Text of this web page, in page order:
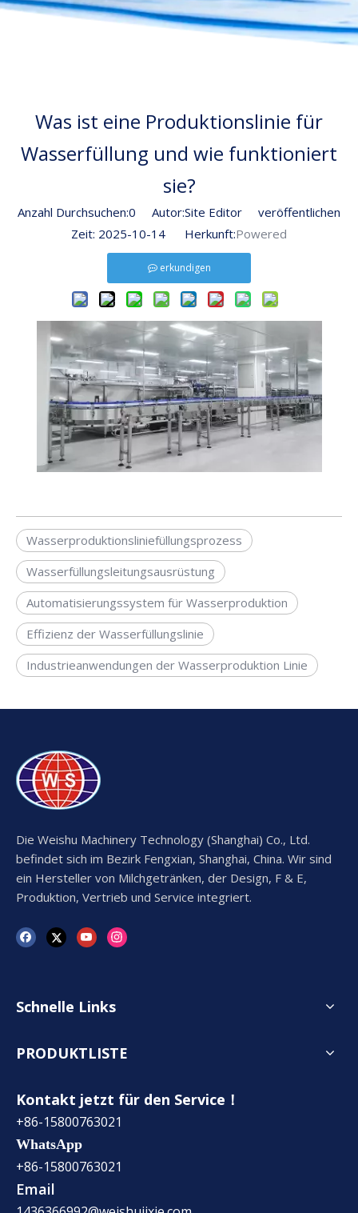
Was ist eine Produktionslinie für
Wasserfüllung und wie funktioniert
sie?
Anzahl Durchsuchen:0 Autor:Site Editor veröffentlichen
Zeit: 2025-10-14 Herkunft:Powered
erkundigen
Wasserproduktionsliniefüllungsprozess
Wasserfüllungsleitungsausrüstung
Automatisierungssystem für Wasserproduktion
Effizienz der Wasserfüllungslinie
Industrieanwendungen der Wasserproduktion Linie
Die Weishu Machinery Technology (Shanghai) Co., Ltd.
befindet sich im Bezirk Fengxian, Shanghai, China. Wir sind
ein Hersteller von Milchgetränken, der Design, F & E,
Produktion, Vertrieb und Service integriert.
Schnelle Links
PRODUKTLISTE
Kontakt jetzt für den Service！
+86-15800763021
WhatsApp
+86-15800763021
Email